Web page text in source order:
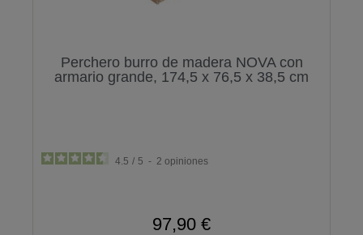
Perchero burro de madera NOVA con
armario grande, 174,5 x 76,5 x 38,5 cm
4.5 / 5 - 2 opiniones
97,90 €